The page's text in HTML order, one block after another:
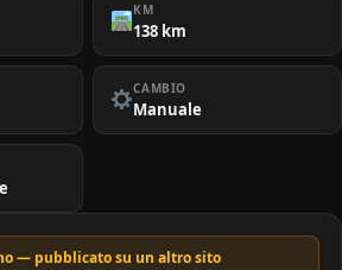
KM
138 km
CAMBIO
Manuale
— pubblicato su un altro sito